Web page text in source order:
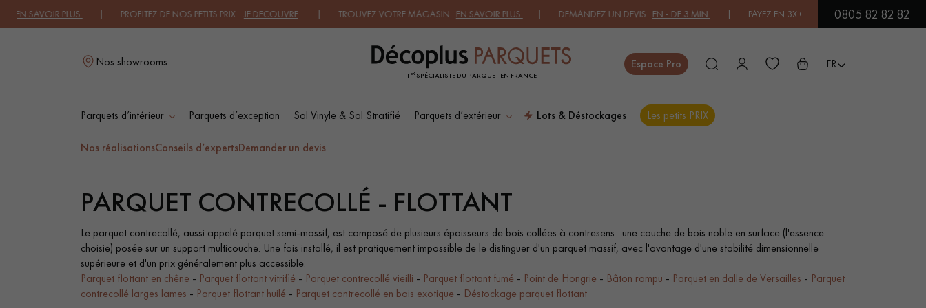
| PROFITEZ DE NOS PETITS PRIX .JE DECOUVRE| TROUVEZ VOTRE MAGASIN.EN SAVOIR PLUS| DEMANDEZ UN DEVIS.EN - DE 3 MIN| PAYEZ EN 3X OU 4X SANS FRAIS PAR CARTE BANCAIRE.EN
0805 82 82 82
Nos showrooms
1 ERSPÉCIALISTE DU PARQUET EN FRANCE
Espace Pro FR
Parquets d’intérieur Parquets d’exception Sol Vinyle & Sol Stratifié Parquets d’extérieur Lots & Déstockages Les petits PRIX
Nos réalisationsConseils d’expertsDemander un devisLES RECHERCHES LES PLUS COURANTES
PARQUET MASSIF
PARQUET
CONTRECOLLÉ -
SOL PLAQUÉ BOIS
VERITABLES
PARQUETS À MOTIFS
PARQUET HUILÉ
PARQUET EN BOIS
BRUT
PARQUET VIEILLI PARQUET FUMÉ
LARGES XXL
PARQUET EN CHÊNE
PARQUET CONTRECOLLÉ - FLOTTANT
Le parquet contrecollé, aussi appelé parquet semi-massif, est composé de plusieurs épaisseurs de bois collées à contresens : une couche de bois noble en surface (l'essence
choisie) posée sur un support multicouche. Une fois installé, il est pratiquement impossible de le distinguer d'un parquet massif, avec l'avantage d'une stabilité dimensionnelle
supérieure et d'un prix généralement plus accessible.
Parquet flottant en chêne - Parquet flottant vitrifié - Parquet contrecollé vieilli - Parquet flottant fumé - Point de Hongrie - Bâton rompu - Parquet en dalle de Versailles - Parquet
contrecollé larges lames - Parquet flottant huilé - Parquet contrecollé en bois exotique - Déstockage parquet flottant